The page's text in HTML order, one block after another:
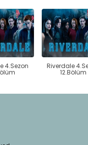
4.Sezon Riverdale
12.Bölüm